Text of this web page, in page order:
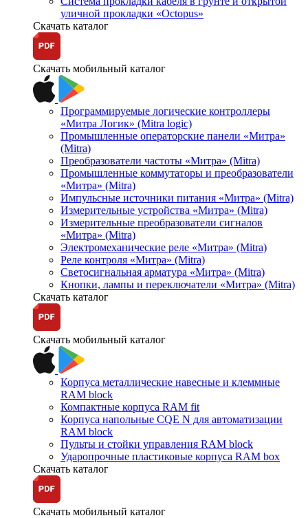
уличной прокладки «Octopus»
Скачать каталог
Скачать мобильный каталог
Программируемые логические контроллеры
«Митра Логик» (Mitra logic)
Промышленные операторские панели «Митра»
(Mitra)
Преобразователи частоты «Митра» (Mitra)
Промышленные коммутаторы и преобразователи
«Митра» (Mitra)
Импульсные источники питания «Митра» (Mitra)
Измерительные устройства «Митра» (Mitra)
Измерительные преобразователи сигналов
«Митра» (Mitra)
Электромеханические реле «Митра» (Mitra)
Реле контроля «Митра» (Mitra)
Светосигнальная арматура «Митра» (Mitra)
Кнопки, лампы и переключатели «Митра» (Mitra)
Скачать каталог
Скачать мобильный каталог
Корпуса металлические навесные и клеммные
RAM block
Компактные корпуса RAM fit
Корпуса напольные CQE N для автоматизации
RAM block
Пульты и стойки управления RAM block
Ударопрочные пластиковые корпуса RAM box
Скачать каталог
Скачать мобильный каталог